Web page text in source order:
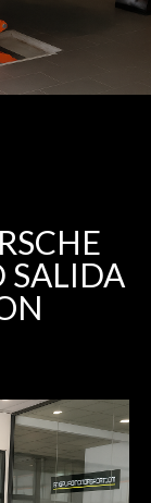
SALIDA